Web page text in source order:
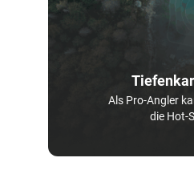
Als Pro-Angler
die Hot-